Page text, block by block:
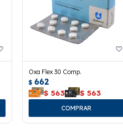
Oxa Flex 30 Comp.
$ 662
$ 563 $ 563